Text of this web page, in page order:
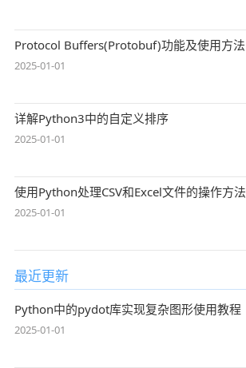
Protocol Buffers(Protobuf)功能及使用方法
2025-01-01
详解Python3中的自定义排序
2025-01-01
使用Python处理CSV和Excel文件的操作方法
2025-01-01
最近更新
Python中的pydot库实现复杂图形使用教程
2025-01-01